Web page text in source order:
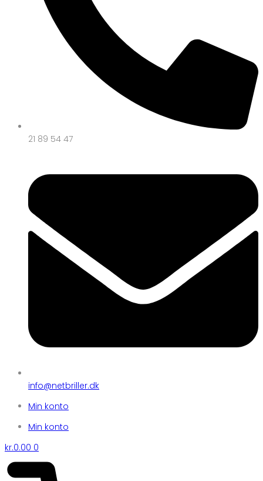
21 89 54 47
info@netbriller.dk
Min konto
Min konto
kr.0.00 0